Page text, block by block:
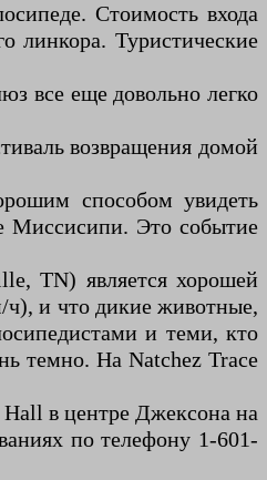
Стоимость входа
линкора. Туристические
все еще довольно легко
возвращения домой
способом увидеть
Миссисипи. Это событие
TN) является хорошей
ч), и что дикие животные,
и теми, кто
темно. На Natchez Trace
Hall в центре Джексона на
по телефону 1-601-